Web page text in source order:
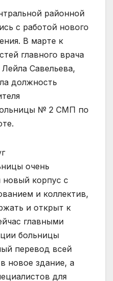
районной
с работой нового
В марте к
главного врача
Савельева,
должность
№ 2 СМП по
очень
новый корпус с
и коллектив,
и открыт к
главными
больницы
перевод всей
новое здание, а
для